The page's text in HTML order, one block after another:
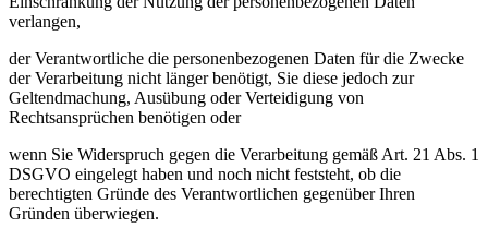
verlangen,
der Verantwortliche die personenbezogenen Daten für die Zwecke
der Verarbeitung nicht länger benötigt, Sie diese jedoch zur
Geltendmachung, Ausübung oder Verteidigung von
Rechtsansprüchen benötigen oder
wenn Sie Widerspruch gegen die Verarbeitung gemäß Art. 21 Abs. 1
DSGVO eingelegt haben und noch nicht feststeht, ob die
berechtigten Gründe des Verantwortlichen gegenüber Ihren
Gründen überwiegen.